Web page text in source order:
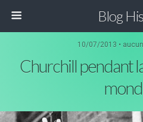
Blog
10/07/2013 •
Churchill pendant